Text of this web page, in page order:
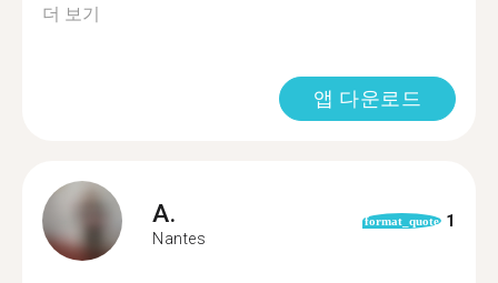
더 보기
앱 다운로드
A.
Nantes
format_quote 1